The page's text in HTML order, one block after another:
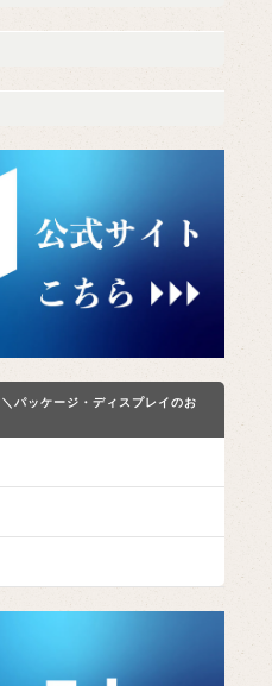
パッケージ・ディスプレイのお